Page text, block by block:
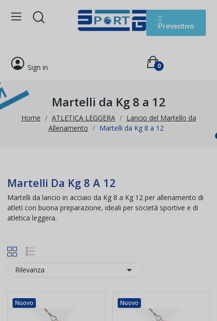
Preventivo
Sign in 0
Martelli da Kg 8 a 12
Home ATLETICA LEGGERA
Lancio del Martello da
Allenamento
Martelli da Kg 8 a 12
Martelli Da Kg 8 A 12
Martelli da lancio in acciaio da Kg 8 a Kg 12 per allenamento di
atleti con buona preparazione, ideali per società sportive e di
atletica leggera.
Rilevanza 
Nuovo Nuovo